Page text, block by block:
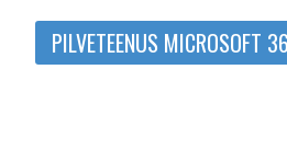
PILVETEENUS MICROSOFT